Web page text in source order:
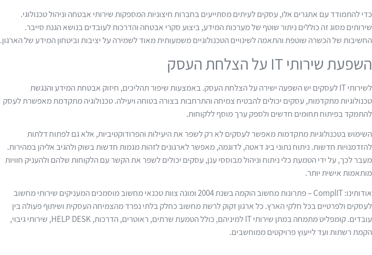
כדי להתמודד עם אתגרים אלו, עסקים לעיתים מסתייעים בחברות חיצוניות המספקות שירותי אבטחה וניהול טכנולוגי.
שירותים מסוג זה כוללים ניתור שוטף של מערכות המידע, ביצוע סקרי אבטחה והדרכות לעובדים בנושא הגנת סייבר.
החשיבות של הכשרה שוטפת והתאמה לשינויים הטכנולוגיים משמעותית מאוד לשמירה על יציבות וביטחון המידע של הארגון.
השפעת שירותי IT על הצלחת העסק
לשירותי IT לעסקים יש השפעה ישירה על הצלחת העסק. באמצעות שיפור תהליכים, חיזוק אבטחת המידע והנגשת
טכנולוגיות מתקדמות, עסקים יכולים להבטיח צמיחה והתרחבות בצורה בטוחה ויעילה. טכנולוגיה מתקדמת מאפשרת לעסק
להתמקד בפיתוח תחומים חדשים ולספק ערך מוסף ללקוחות.
השימוש בטכנולוגיות מתקדמות מאפשר לעסקים לא רק לשפר את היעילות והפרודוקטיביות, אלא גם לפתוח דלתות
להזדמנויות חדשות. ניתוח נתוני ביג דאטה, לדוגמה, מאפשר לארגונים לזהות מגמות חדשות בשוק ולהגיב אליהן במהירות.
מעבר לכך, על ידי הטמעת כלי ניתוח וניהול מבוססי ענן, עסקים יכולים לשפר את הקשר עם הלקוחות שלהם ולהעניק חוויות
מותאמות אישית יותר.
אודותינו: ComplIT – פתרונות מחשוב הוקמה בשנת 2004 ומונה צוות טכנאי מחשוב מוסמכים המעניקים שירותי מחשוב
לעסקים ולפרטיים בכל חלקי הארץ. כל ארגון זקוק לרשת מחשוב כחלק בלתי נפרד מהצמיחה העסקית ושיתוף פעולה בין
עובדים. קומפליט מתמחה במתן שירותי IT למיניהם, כולל הטמעת שרתים, ראוטרים, הדרכות, HELP DESK, שירותי גיבוי,
הקמת רשתות ועד לייעוץ פרויקטים ממוחשבים.